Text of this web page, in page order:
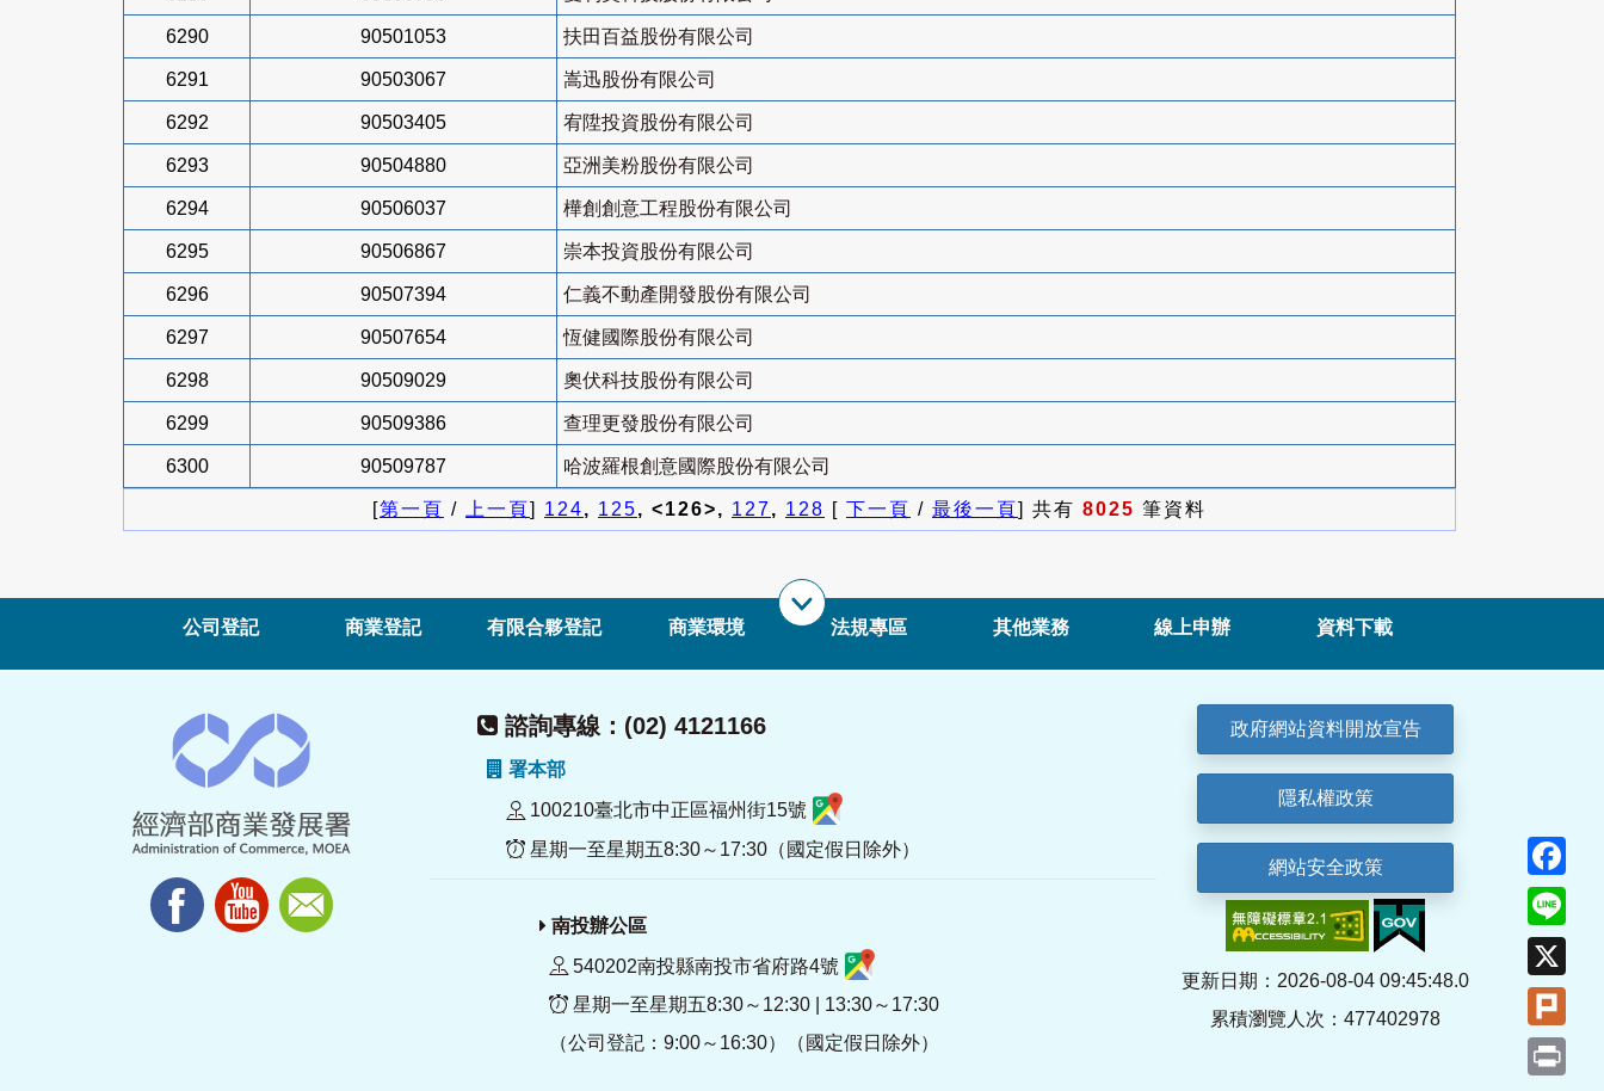
6290 90501053 扶田百益股份有限公司
6291 90503067 嵩迅股份有限公司
6292 90503405 宥陞投資股份有限公司
6293 90504880 亞洲美粉股份有限公司
6294 90506037 樺創創意工程股份有限公司
6295 90506867 崇本投資股份有限公司
6296 90507394 仁義不動產開發股份有限公司
6297 90507654 恆健國際股份有限公司
6298 90509029 奧伏科技股份有限公司
6299 90509386 查理更發股份有限公司
6300 90509787 哈波羅根創意國際股份有限公司
[第一頁 / 上一頁] 124, 125, <126>, 127, 128 [ 下一頁 / 最後一頁] 共有 8025 筆資料
公司登記 商業登記 有限合夥登記 商業環境 法規專區 其他業務 線上申辦 資料下載
諮詢專線：(02) 4121166
署本部
100210臺北市中正區福州街15號
星期一至星期五8:30～17:30（國定假日除外）
南投辦公區
540202南投縣南投市省府路4號
星期一至星期五8:30～12:30 | 13:30～17:30
（公司登記：9:00～16:30）（國定假日除外）
政府網站資料開放宣告
隱私權政策
網站安全政策
更新日期：2026-08-04 09:45:48.0
累積瀏覽人次：477402978